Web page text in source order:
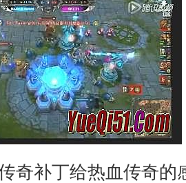
奇补丁给热血传奇的